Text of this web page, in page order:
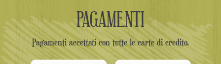
PAGAMENTI
Pagamenti accettati con tutte le carte di credito.